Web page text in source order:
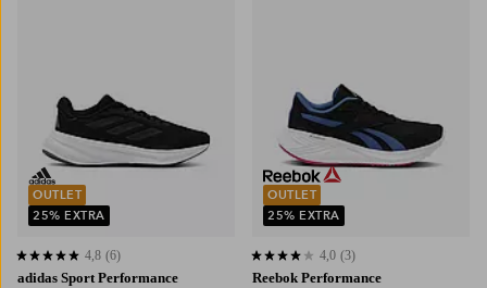
adidas Sport Performance
4,8 baserat på 6 st betyg
4,8 (6)
OUTLET
25% EXTRA
Reebok Performance
4,0 baserat på 3 st betyg
4,0 (3)
OUTLET
25% EXTRA